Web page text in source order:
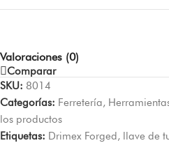
Valoraciones (0)
Comparar
SKU: 8014
Categorías: Ferretería,
los productos
Etiquetas: Drimex Forged, llave de